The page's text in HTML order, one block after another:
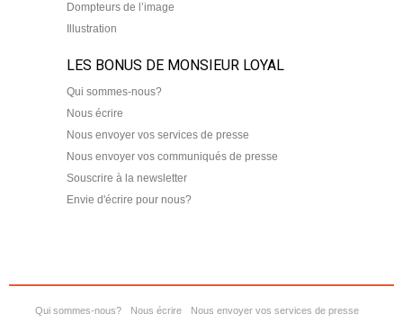
Dompteurs de l’image
Illustration
LES BONUS DE MONSIEUR LOYAL
Qui sommes-nous?
Nous écrire
Nous envoyer vos services de presse
Nous envoyer vos communiqués de presse
Souscrire à la newsletter
Envie d'écrire pour nous?
Qui sommes-nous? Nous écrire Nous envoyer vos services de presse